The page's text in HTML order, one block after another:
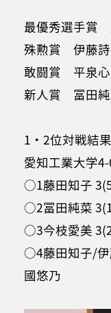
最優秀選手賞
殊勲賞 伊藤詩
敢闘賞 平泉心
新人賞 冨田純
1・2位対戦結果
愛知工業大学
○1藤田知子
○2冨田純菜
○3今枝愛美
○4藤田知子/伊
國悠乃